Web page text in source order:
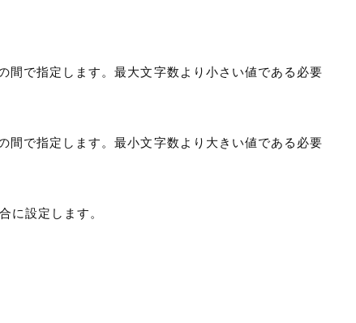
で指定します。最大文字数より小さい値である必要
で指定します。最小文字数より大きい値である必要
に設定します。